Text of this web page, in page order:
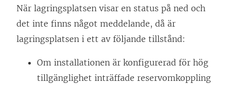
När lagringsplatsen visar en status på ned och
det inte finns något meddelande, då är
lagringsplatsen i ett av följande tillstånd:
Om installationen är konfigurerad för hög
tillgänglighet inträffade reservomkoppling